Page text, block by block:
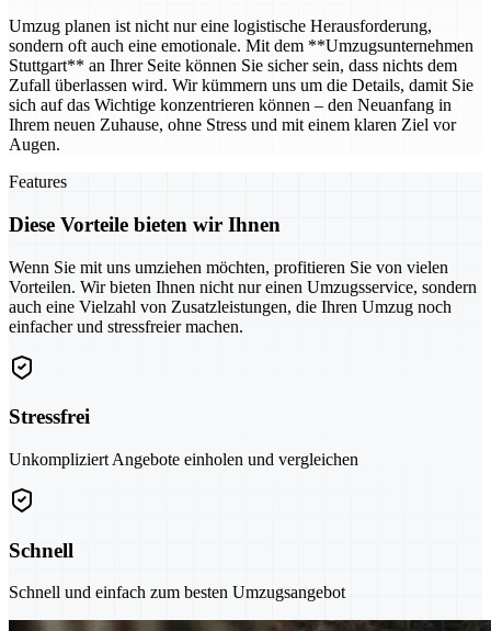
Umzug planen ist nicht nur eine logistische Herausforderung,
sondern oft auch eine emotionale. Mit dem **Umzugsunternehmen
Stuttgart** an Ihrer Seite können Sie sicher sein, dass nichts dem
Zufall überlassen wird. Wir kümmern uns um die Details, damit Sie
sich auf das Wichtige konzentrieren können – den Neuanfang in
Ihrem neuen Zuhause, ohne Stress und mit einem klaren Ziel vor
Augen.
Features
Diese Vorteile bieten wir Ihnen
Wenn Sie mit uns umziehen möchten, profitieren Sie von vielen
Vorteilen. Wir bieten Ihnen nicht nur einen Umzugsservice, sondern
auch eine Vielzahl von Zusatzleistungen, die Ihren Umzug noch
einfacher und stressfreier machen.
Stressfrei
Unkompliziert Angebote einholen und vergleichen
Schnell
Schnell und einfach zum besten Umzugsangebot